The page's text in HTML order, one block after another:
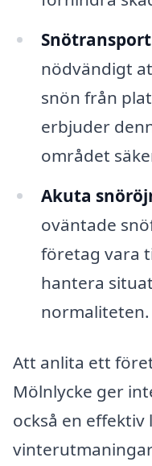
nödvändigt
snön från
erbjuder
området
Akuta
oväntade
företag vara
hantera
normaliteten.
Att anlita ett
Mölnlycke ger
också en